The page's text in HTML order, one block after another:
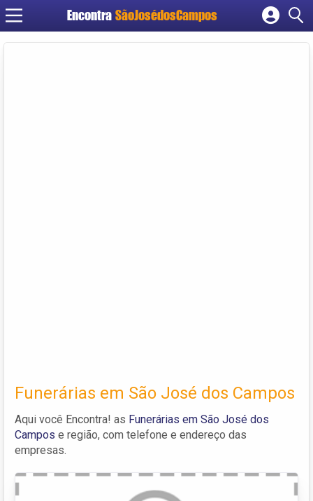
Encontra SãoJosédosCampos
Cadastrar empresa
Funerárias em São José dos Campos
Aqui você Encontra! as Funerárias em São José dos
Campos e região, com telefone e endereço das
empresas.